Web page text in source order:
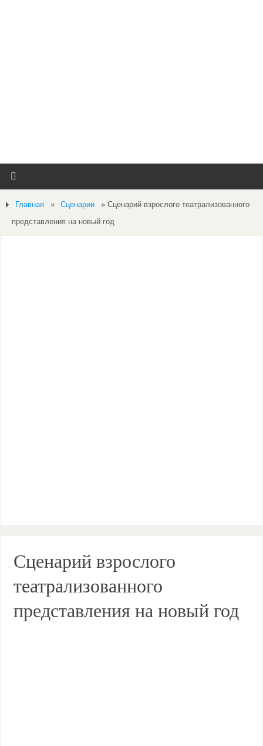
Главная » Сценарии » Сценарий взрослого театрализованного
представления на новый год
Сценарий взрослого
театрализованного
представления на новый год